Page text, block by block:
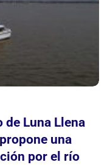
Luna Llena
una
por el río